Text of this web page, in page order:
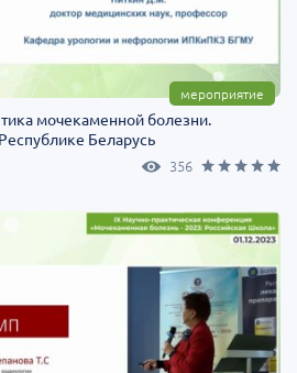
мероприятие
мочекаменной болезни.
Беларусь
356